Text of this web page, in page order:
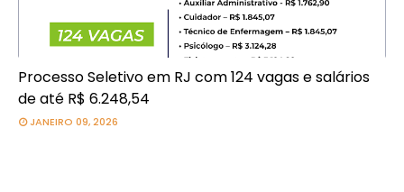
Processo Seletivo em RJ com 124 vagas e salários
de até R$ 6.248,54
JANEIRO 09, 2026